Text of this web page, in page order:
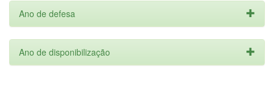
Ano de defesa
Ano de disponibilização